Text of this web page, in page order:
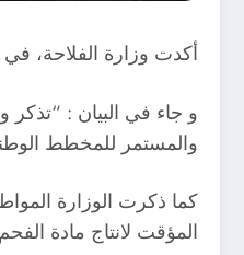
أكدت وزارة الفلاحة،
و جاء في البيان : “تذكر
والمستمر للمخطط
كما ذكرت الوزارة
المؤقت لانتاج مادة